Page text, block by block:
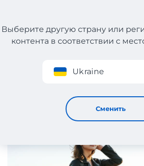
Регистрация
Выберите другую страну или
контента в соответствии с
Ukraine
Сменить
ТОП-10 модных курток, которые
гардеробе